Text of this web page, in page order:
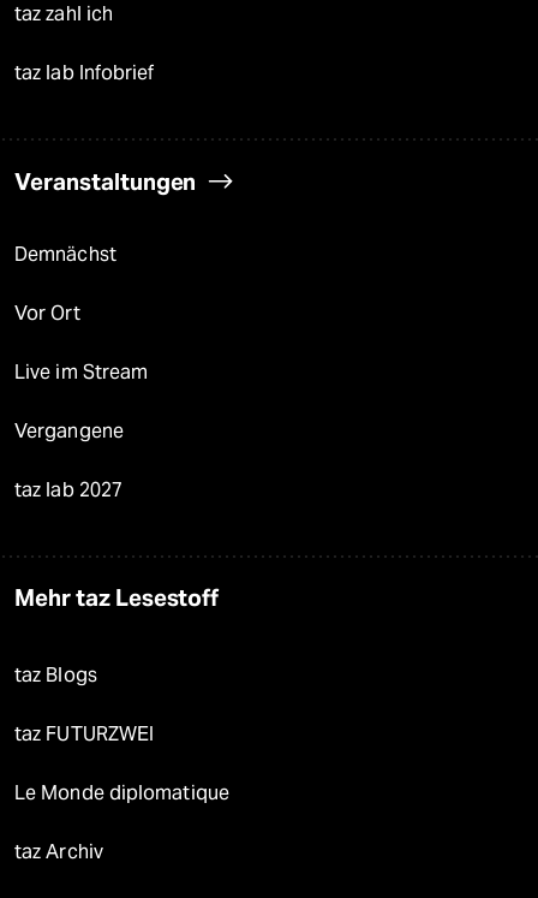
taz zahl ich
taz lab Infobrief
Veranstaltungen
Demnächst
Vor Ort
Live im Stream
Vergangene
taz lab 2027
Mehr taz Lesestoff
taz Blogs
taz FUTURZWEI
Le Monde diplomatique
taz Archiv